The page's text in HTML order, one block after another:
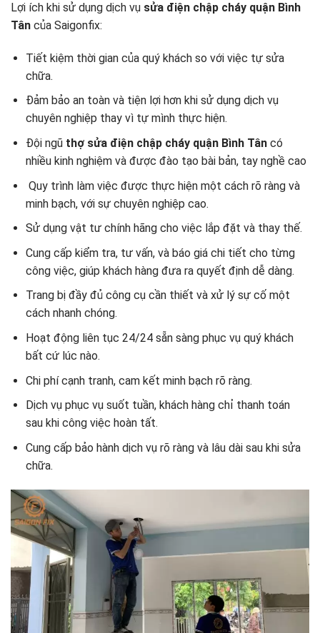
Lợi ích khi sử dụng dịch vụ sửa điện chập cháy quận Bình
Tân của Saigonfix:
Tiết kiệm thời gian của quý khách so với việc tự sửa
chữa.
Đảm bảo an toàn và tiện lợi hơn khi sử dụng dịch vụ
chuyên nghiệp thay vì tự mình thực hiện.
Đội ngũ thợ sửa điện chập cháy quận Bình Tâncó
nhiều kinh nghiệm và được đào tạo bài bản, tay nghề cao
Quy trình làm việc được thực hiện một cách rõ ràng và
minh bạch, với sự chuyên nghiệp cao.
Sử dụng vật tư chính hãng cho việc lắp đặt và thay thế.
Cung cấp kiểm tra, tư vấn, và báo giá chi tiết cho từng
công việc, giúp khách hàng đưa ra quyết định dễ dàng.
Trang bị đầy đủ công cụ cần thiết và xử lý sự cố một
cách nhanh chóng.
Hoạt động liên tục 24/24 sẵn sàng phục vụ quý khách
bất cứ lúc nào.
Chi phí cạnh tranh, cam kết minh bạch rõ ràng.
Dịch vụ phục vụ suốt tuần, khách hàng chỉ thanh toán
sau khi công việc hoàn tất.
Cung cấp bảo hành dịch vụ rõ ràng và lâu dài sau khi sửa
chữa.